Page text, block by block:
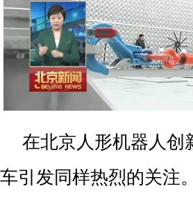
在北京人形机器人创
车引发同样热烈的关注